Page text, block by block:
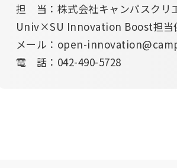
担　当：株式会社キャンパスク
Univ×SU Innovation Boost担当
メール：open-
電　話：042-490-5728